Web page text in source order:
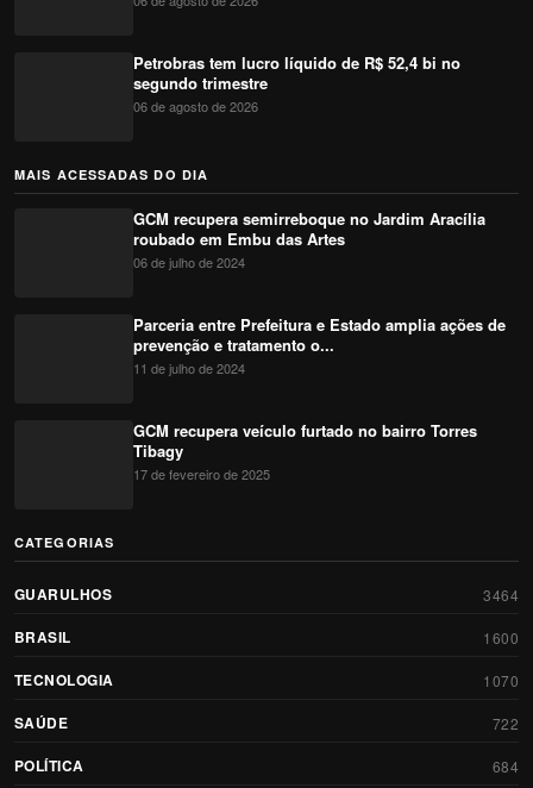
Petrobras tem lucro líquido de R$ 52,4 bi no
segundo trimestre
06 de agosto de 2026
MAIS ACESSADAS DO DIA
GCM recupera semirreboque no Jardim Aracília
roubado em Embu das Artes
06 de julho de 2024
Parceria entre Prefeitura e Estado amplia ações de
prevenção e tratamento o...
11 de julho de 2024
GCM recupera veículo furtado no bairro Torres
Tibagy
17 de fevereiro de 2025
CATEGORIAS
GUARULHOS 3464
BRASIL 1600
TECNOLOGIA 1070
SAÚDE 722
POLÍTICA 684